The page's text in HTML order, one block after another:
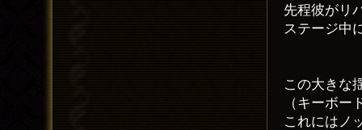
先程彼がリ
ステージ中
この大きな
（キーボ
これにはノ